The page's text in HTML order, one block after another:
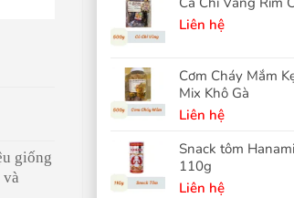
Liên hệ
Cơm Cháy Mắm
Mix Khô Gà
Liên hệ
Snack tôm
110g
Liên hệ
giống